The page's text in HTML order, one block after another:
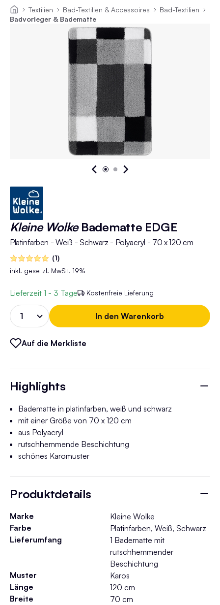
Textilien Bad-Textilien & Accessoires
Bad-Textilien
Badvorleger & Badematte
Kleine Wolke Badematte EDGE
Platinfarben - Weiß - Schwarz - Polyacryl - 70 x 120 cm
(1)
inkl. gesetzl. MwSt. 19%
Lieferzeit 1 - 3 Tage Kostenfreie Lieferung
In den Warenkorb
Auf die Merkliste
Highlights
Badematte in platinfarben, weiß und schwarz
mit einer Größe von 70 x 120 cm
aus Polyacryl
rutschhemmende Beschichtung
schönes Karomuster
Produktdetails
Marke
Kleine Wolke
Farbe
Platinfarben, Weiß, Schwarz
Lieferumfang
1 Badematte mit
rutschhemmender
Beschichtung
Muster
Karos
Länge
120 cm
Breite
70 cm